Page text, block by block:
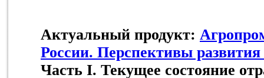
Актуальный продукт:
России. Перспективы развития
Часть I. Текущее состояние